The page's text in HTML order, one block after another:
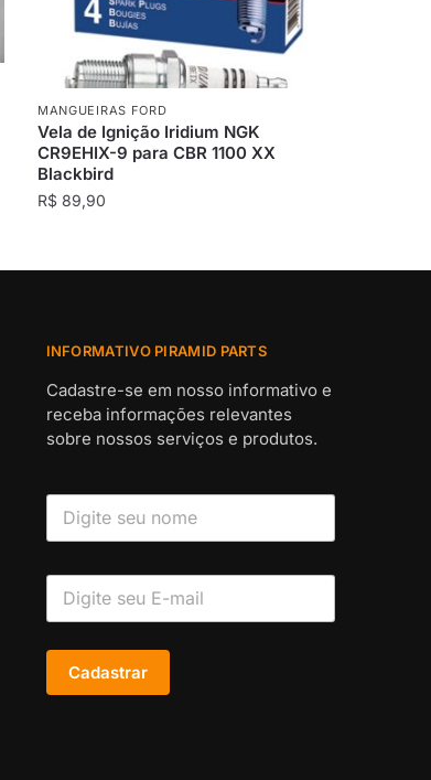
MANGUEIRAS FORD
Vela de Ignição Iridium NGK
CR9EHIX-9 para CBR 1100 XX
Blackbird
R$89,90
INFORMATIVO PIRAMID PARTS
Cadastre-se em nosso informativo e
receba informações relevantes
sobre nossos serviços e produtos.
Cadastrar